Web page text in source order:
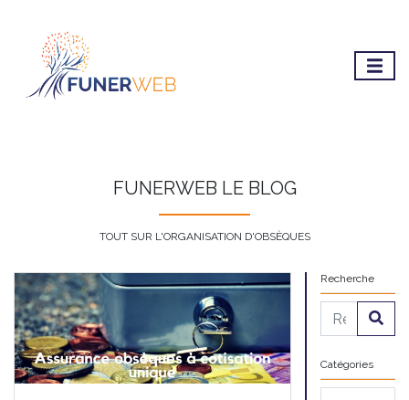
FUNERWEB LE BLOG
TOUT SUR L'ORGANISATION D'OBSÈQUES
Recherche
Catégories